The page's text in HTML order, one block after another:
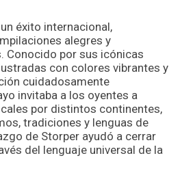
éxito internacional,
alegres y
Conocido por sus icónicas
con colores vibrantes y
cuidadosamente
invitaba a los oyentes a
por distintos continentes,
tradiciones y lenguas de
de Storper ayudó a cerrar
del lenguaje universal de la